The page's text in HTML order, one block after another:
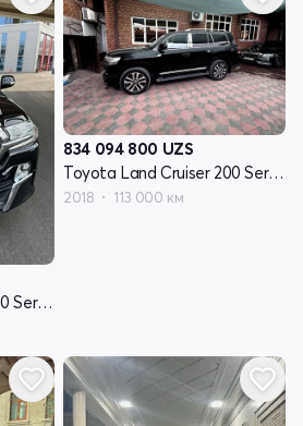
Toyota Land Cruiser 200 Series рестайлинг 2
834 094 800 UZS
Toyota Land Cruiser 200 Series рестайлинг 2
2018 113 000 км